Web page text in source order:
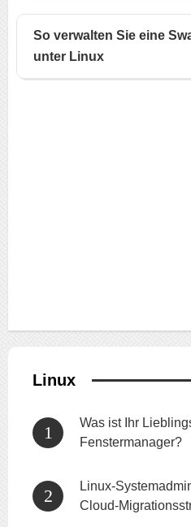
So verwalten Sie eine
unter Linux
Linux
Was ist Ihr
Fenstermanager?
Linux-
Cloud-